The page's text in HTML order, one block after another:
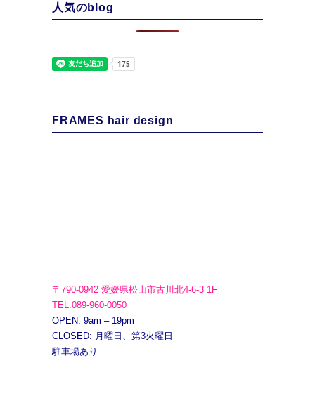
人気のblog
FRAMES hair design
〒790-0942 愛媛県松山市古川北4-6-3 1F
TEL.089-960-0050
OPEN: 9am – 19pm
CLOSED: 月曜日、第3火曜日
駐車場あり